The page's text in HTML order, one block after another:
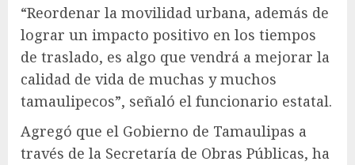
“Reordenar la movilidad urbana, además de
lograr un impacto positivo en los tiempos
de traslado, es algo que vendrá a mejorar la
calidad de vida de muchas y muchos
tamaulipecos”, señaló el funcionario estatal.
Agregó que el Gobierno de Tamaulipas a
través de la Secretaría de Obras Públicas, ha